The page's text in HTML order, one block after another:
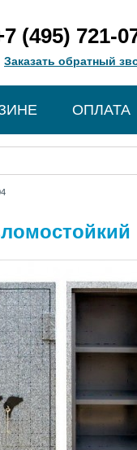
(495) 721-
Заказать обратный
ОПЛАТА